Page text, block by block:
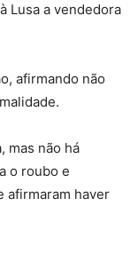
Lusa a vendedora
afirmando não
mas não há
o roubo e
afirmaram haver